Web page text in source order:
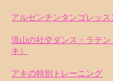
アルゼンチンタンゴレッス
流山の社交ダンス・ラテ
キ）
アキの特別トレーニング